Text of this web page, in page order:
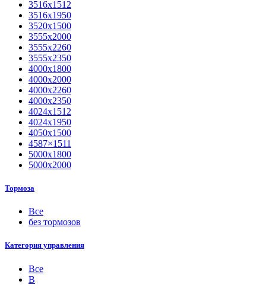
3516х1512
3516х1950
3520х1500
3555х2000
3555х2260
3555х2350
4000х1800
4000х2000
4000х2260
4000х2350
4024х1512
4024х1950
4050х1500
4587×1511
5000х1800
5000х2000
Тормоза
Все
без тормозов
Категория управления
Все
B